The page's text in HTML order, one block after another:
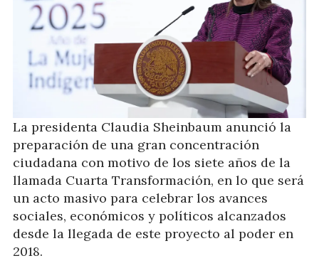
La presidenta Claudia Sheinbaum anunció la
preparación de una gran concentración
ciudadana con motivo de los siete años de la
llamada Cuarta Transformación, en lo que será
un acto masivo para celebrar los avances
sociales, económicos y políticos alcanzados
desde la llegada de este proyecto al poder en
2018.